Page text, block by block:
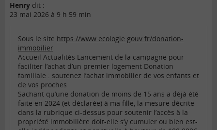
Henry dit :
23 mai 2026 à 9 h 59 min
Sous le site https://www.ecologie.gouv.fr/donation-
immobilier
Accueil Actualités Lancement de la campagne pour
faciliter l’achat d’un premier logement Donation
familiale : soutenez l’achat immobilier de vos enfants et
de vos proches
Sachant qu’une donation de moins de 15 ans a déjà été
faite en 2024 (et déclarée) à ma fille, la mesure décrite
dans la rubrique ci-dessus pour soutenir l’accès à la
propriété immobilière doit-elle s’y cumuler ou bien est-